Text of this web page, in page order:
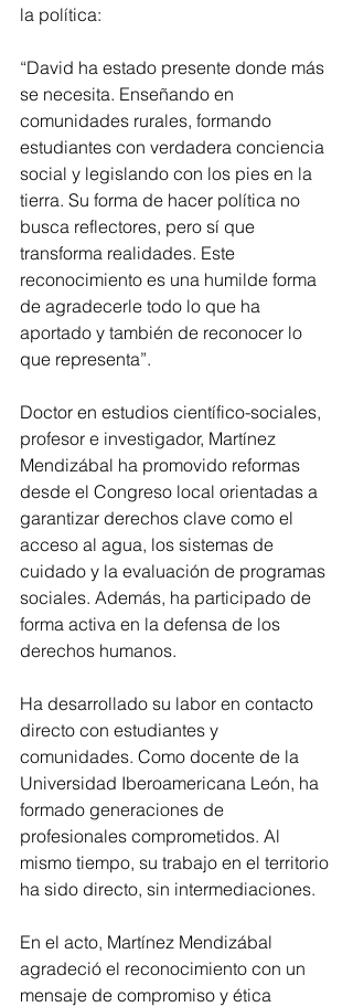
la política:
“David ha estado presente donde más
se necesita. Enseñando en
comunidades rurales, formando
estudiantes con verdadera conciencia
social y legislando con los pies en la
tierra. Su forma de hacer política no
busca reflectores, pero sí que
transforma realidades. Este
reconocimiento es una humilde forma
de agradecerle todo lo que ha
aportado y también de reconocer lo
que representa”.
Doctor en estudios científico-sociales,
profesor e investigador, Martínez
Mendizábal ha promovido reformas
desde el Congreso local orientadas a
garantizar derechos clave como el
acceso al agua, los sistemas de
cuidado y la evaluación de programas
sociales. Además, ha participado de
forma activa en la defensa de los
derechos humanos.
Ha desarrollado su labor en contacto
directo con estudiantes y
comunidades. Como docente de la
Universidad Iberoamericana León, ha
formado generaciones de
profesionales comprometidos. Al
mismo tiempo, su trabajo en el territorio
ha sido directo, sin intermediaciones.
En el acto, Martínez Mendizábal
agradeció el reconocimiento con un
mensaje de compromiso y ética